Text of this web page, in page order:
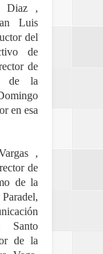
Diaz ,
Luis
del
de
de
de la
en esa
,
de
de la
Santo
de la